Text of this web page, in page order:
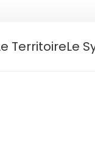
TerritoireLe